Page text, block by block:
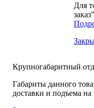
Для
Крупногабаритный
Габариты данного
доставки и подъема